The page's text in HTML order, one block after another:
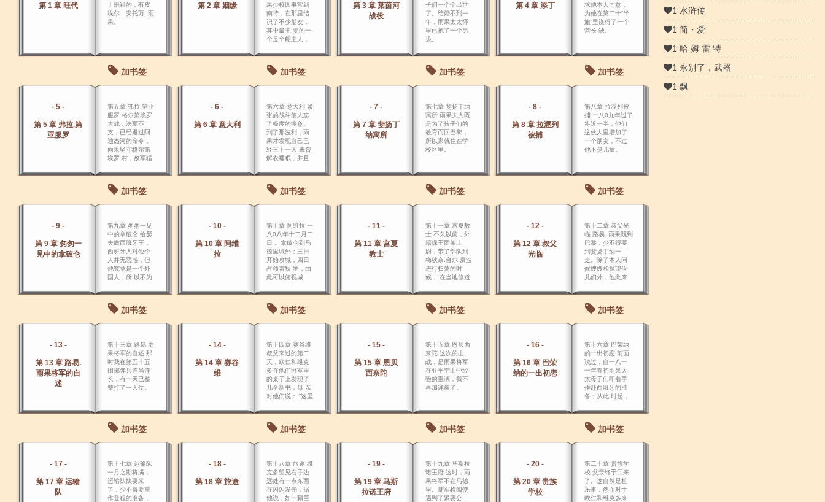
第 1 章 旺代
于册籍的，有皮
埃尔―安托万. 雨
果。
加书签
第 2 章 姻缘
果少校因事常到
南特，在那里结
识了不少朋友，
其中最主 要的一
个是个船主人，
加书签
第 3 章 莱茵河
战役
子们一个个出世
了。结婚不到一
年，雨果太太怀
里已抱了一个男
孩。
加书签
第 4 章 添丁
求他本人同意，
为他在第二十“半
旅”里谋得了一个
营长 缺。
加书签
- 5 -
第 5 章 弗拉.第
亚服罗
第五章 弗拉.第亚
服罗 格尔第埃罗
大战，法军不
支，已经退过阿
迪杰河的命令，
雨果坚守格尔第
埃罗 村，敌军猛
克。
加书签
- 6 -
第 6 章 意大利
第六章 意大利 紧
张的战斗使人忘
了极度的疲惫。
到了那波利，雨
果才发现自己已
经三十一天 未曾
解衣睡眠，并且
受了伤，随之寒
热大作，躺在床
上不能起身； 然
夫。
加书签
- 7 -
第 7 章 斐扬丁
纳寓所
第七章 斐扬丁纳
寓所 雨果夫人既
是为了孩子们的
教育而回巴黎，
所以家就住在学
校区里。
加书签
- 8 -
第 8 章 拉渥列
被捕
第八章 拉渥列被
捕 一八0九年过了
将近一半，他们
这伙人里增加了
一个朋友，不过
他不是儿童。
加书签
- 9 -
第 9 章 匆匆一
见中的拿破仑
第九章 匆匆一见
中的拿破仑 给瑟
夫做西班牙王，
西班牙人对他个
人并无恶感，但
他究竟是一个外
国人，所 以不为
迎。
加书签
- 10 -
第 10 章 阿维
拉
第十章 阿维拉 一
八0八年十二月二
日， 拿破仑到马
德里城外；三日
开始攻城，四日
占领雷狄 罗，由
此可以俯视城
加书签
- 11 -
第 11 章 宫夏
教士
第十一章 宫夏教
士 不久以前，外
籍保王团某上
尉，带了部队到
梅狄奈.台尔.庚波
进行扫荡的时
候， 在当地修道
名教士，将他带
了回营。
加书签
- 12 -
第 12 章 叔父
光临
第十二章 叔父光
临 路易. 雨果既到
巴黎，少不得要
到斐扬丁纳一
走。除了本人问
候嫂嫂和探望侄
儿们外，他此来
命，一是呈递将
军上皇帝的报
告，二是代致丈
加书签
- 13 -
第 13 章 路易.
雨果将军的自
述
第十三章 路易.雨
果将军的自述 那
时我在第五十五
团掷弹兵连当连
长，有一天已整
整打了一天仗。
加书签
- 14 -
第 14 章 赛谷
维
第十四章 赛谷维
叔父来过的第二
天，欧仁和维克
多在他们卧室里
的桌子上发现了
几全新书，母 亲
对他们说： “这里
典和一本西班牙
文法。
加书签
- 15 -
第 15 章 恩贝
西奈陀
第十五章 恩贝西
奈陀 这次的山
战，是雨果将军
在亚平宁山中经
验的重演，我不
再加详叙了。
加书签
- 16 -
第 16 章 巴荣
纳的一出初恋
第十六章 巴荣纳
的一出初恋 前面
说过，自一八一
一年春初雨果太
太母子们即着手
作赴西班牙的准
备；从此 时起，
副心思贯注在这
件事上，焦急地
等待着起程的日
加书签
- 17 -
第 17 章 运输
队
第十七章 运输队
一月之期将满，
运输队快要来
了，少不得要重
作登程的准备，
- 18 -
第 18 章 旅途
第十八章 旅途 维
克多望见右手边
远处有一点东西
在闪闪发光，据
他说，如一颗巨
- 19 -
第 19 章 马斯
拉诺王府
第十九章 马斯拉
诺王府 这时，雨
果将军不在马德
里。陆军检阅使
遇到了紧要公
- 20 -
第 20 章 贵族
学校
第二十章 贵族学
校 父亲终于回来
了。这自然是桩
乐事，然而对于
欧仁和维克多来
1 水浒传
1 简・爱
1 哈 姆 雷 特
1 永别了，武器
1 飘